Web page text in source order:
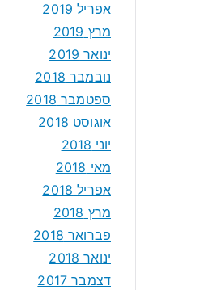
אפריל 2019
מרץ 2019
ינואר 2019
נובמבר 2018
ספטמבר 2018
אוגוסט 2018
יוני 2018
מאי 2018
אפריל 2018
מרץ 2018
פברואר 2018
ינואר 2018
דצמבר 2017